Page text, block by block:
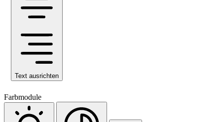
Text ausrichten
Farbmodule